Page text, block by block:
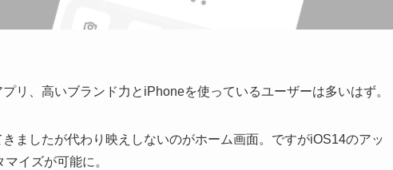
リ、高いブランド力とiPhoneを使っているユーザーは多いはず。
ましたが代わり映えしないのがホーム画面。ですがiOS14のアッ
イズが可能に。